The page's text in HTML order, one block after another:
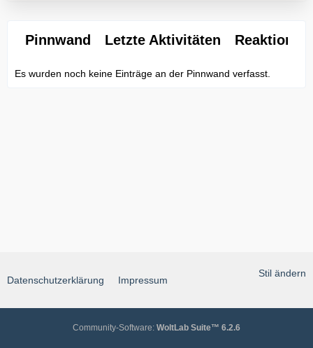
Pinnwand Letzte Aktivitäten Reaktionen
Es wurden noch keine Einträge an der Pinnwand verfasst.
Stil ändern
Datenschutzerklärung Impressum
Community-Software: WoltLab Suite™ 6.2.6